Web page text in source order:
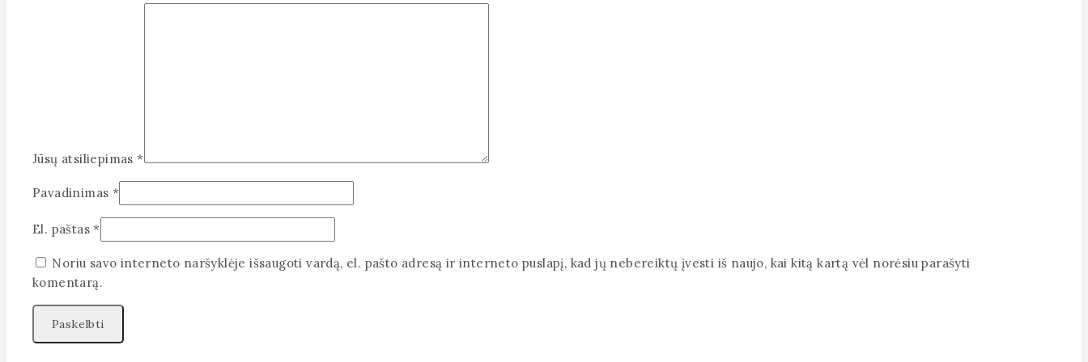
Jūsų atsiliepimas*
Pavadinimas *
El. paštas*
Noriu savo interneto naršyklėje išsaugoti vardą, el. pašto adresą ir interneto puslapį, kad jų nebereiktų įvesti iš naujo, kai kitą kartą vėl norėsiu parašyti
komentarą.